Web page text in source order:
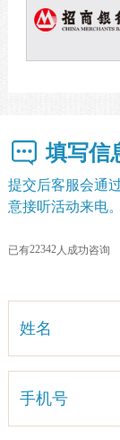
填写信
提交后客服会通
意接听活动来电。
已有22342人成功咨询
姓名
手机号